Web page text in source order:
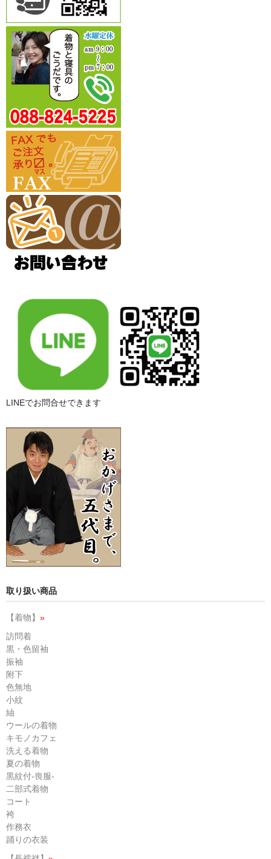
LINEでお問合せできます
取り扱い商品
【着物】 »
訪問着
黒・色留袖
振袖
附下
色無地
小紋
紬
ウールの着物
キモノカフェ
洗える着物
夏の着物
黒紋付-喪服-
二部式着物
コート
袴
作務衣
踊りの衣装